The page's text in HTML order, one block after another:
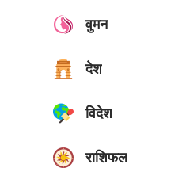
वुमन
देश
विदेश
राशिफल